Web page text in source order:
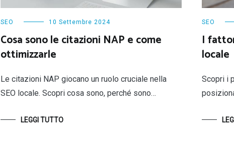
SEO 10 Settembre 2024
Cosa sono le citazioni NAP e come
ottimizzarle
Le citazioni NAP giocano un ruolo cruciale nella
SEO locale. Scopri cosa sono, perché sono…
LEGGI TUTTO
SEO
I
locale
Scopri i